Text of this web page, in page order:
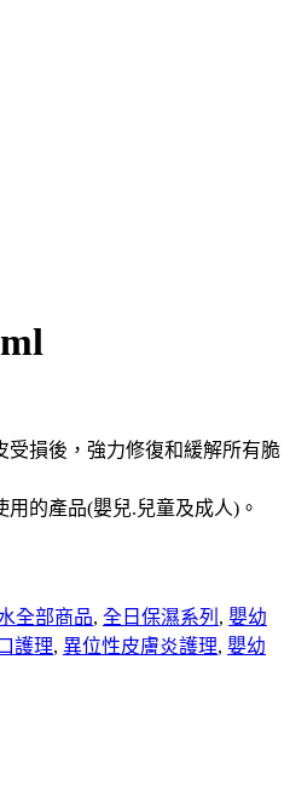
受損後，強力修復和緩解所有脆
的產品(嬰兒.兒童及成人)。
全部商品, 全日保濕系列 , 嬰幼
護理, 異位性皮膚炎護理, 嬰幼